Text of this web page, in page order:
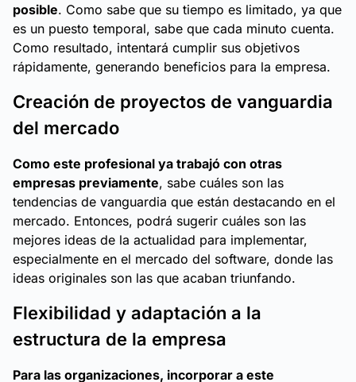
posible. Como sabe que su tiempo es limitado, ya que
es un puesto temporal, sabe que cada minuto cuenta.
Como resultado, intentará cumplir sus objetivos
rápidamente, generando beneficios para la empresa.
Creación de proyectos de vanguardia
del mercado
Como este profesional ya trabajó con otras
empresas previamente, sabe cuáles son las
tendencias de vanguardia que están destacando en el
mercado. Entonces, podrá sugerir cuáles son las
mejores ideas de la actualidad para implementar,
especialmente en el mercado del software, donde las
ideas originales son las que acaban triunfando.
Flexibilidad y adaptación a la
estructura de la empresa
Para las organizaciones, incorporar a este